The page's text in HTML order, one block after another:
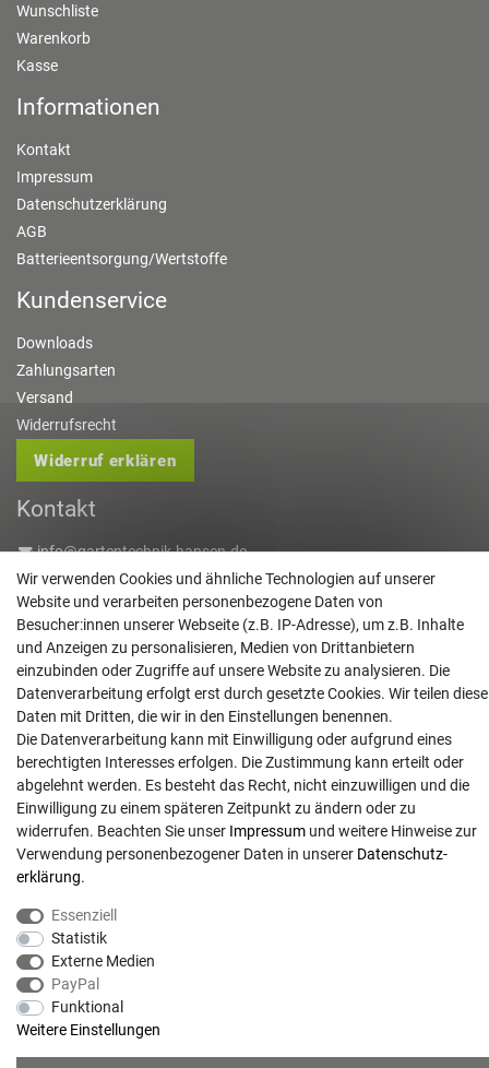
Wunschliste
Warenkorb
Kasse
Informationen
Kontakt
Impressum
Datenschutzerklärung
AGB
Batterieentsorgung/Wertstoffe
Kundenservice
Downloads
Zahlungsarten
Versand
Widerrufsrecht
Widerruf erklären
Kontakt
info@gartentechnik-hansen.de
0481 8565-0
Mo. - Do. 08:00 - 17:00 | Fr. 8:00 - 15:00
Anrufe aus dem dt. Festnetz zum Ortstarif, Preise aus dem Mobilfunknetz ggf.
abweichend (abhängig vom Provider).
© Copyright 2026 | Alle Rechte vorbehalten. - Gartentechnik Hansen | Realisation
Wir verwenden Cookies und ähnliche Technologien auf unserer
Website und verarbeiten personenbezogene Daten von
Besucher:innen unserer Webseite (z.B. IP-Adresse), um z.B. Inhalte
und Anzeigen zu personalisieren, Medien von Drittanbietern
einzubinden oder Zugriffe auf unsere Website zu analysieren. Die
Datenverarbeitung erfolgt erst durch gesetzte Cookies. Wir teilen diese
Daten mit Dritten, die wir in den Einstellungen benennen.
Die Datenverarbeitung kann mit Einwilligung oder aufgrund eines
berechtigten Interesses erfolgen. Die Zustimmung kann erteilt oder
abgelehnt werden. Es besteht das Recht, nicht einzuwilligen und die
Einwilligung zu einem späteren Zeitpunkt zu ändern oder zu
widerrufen. Beachten Sie unser Impressum und weitere Hinweise zur
Verwendung personenbezogener Daten in unserer Daten­schutz­
erklärung.
Essenziell
Statistik
Externe Medien
PayPal
Funktional
Weitere Einstellungen